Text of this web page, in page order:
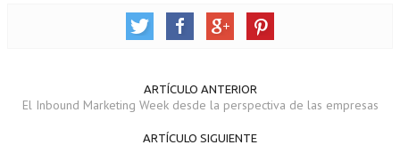
ARTÍCULO ANTERIOR
El Inbound Marketing Week desde la perspectiva de las empresas
ARTÍCULO SIGUIENTE